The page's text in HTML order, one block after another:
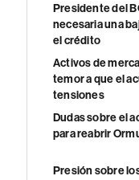
Presidente del
necesaria una
el crédito
Activos de
temor a que el
tensiones
Dudas sobre el
para reabrir
Presión sobre